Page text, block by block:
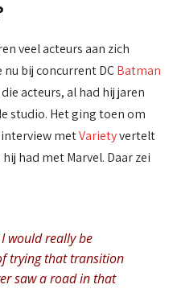
veel acteurs aan zich
bij concurrent DCBatman
acteurs, al had hij jaren
studio. Het ging toen om
interview metVarietyvertelt
had met Marvel. Daar zei
would really be
trying that transition
saw a road in that